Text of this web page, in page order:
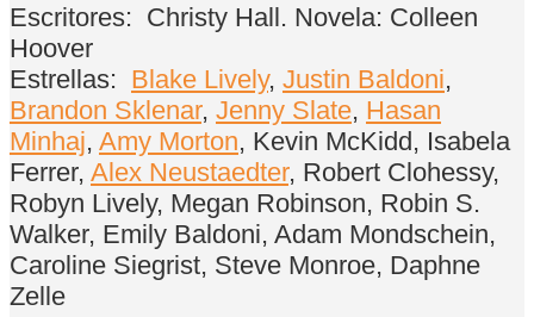
Escritores: Christy Hall. Novela: Colleen
Hoover
Estrellas: Blake Lively, Justin Baldoni,
Brandon Sklenar, Jenny Slate, Hasan
Minhaj, Amy Morton, Kevin McKidd, Isabela
Ferrer, Alex Neustaedter, Robert Clohessy,
Robyn Lively, Megan Robinson, Robin S.
Walker, Emily Baldoni, Adam Mondschein,
Caroline Siegrist, Steve Monroe, Daphne
Zelle